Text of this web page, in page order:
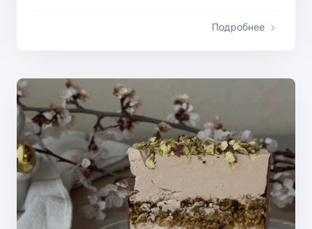
Подробнее